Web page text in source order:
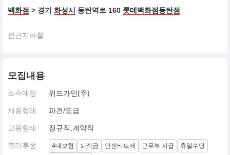
백화점 > 경기 화성시 동탄역로 160 롯데백화점동탄점
인근지하철
모집내용
소속매장 위드가인(주)
채용형태 파견/도급
고용형태 정규직,계약직
복리후생 4대보험 퇴직금 인센티브제 근무복 지급
휴일수당